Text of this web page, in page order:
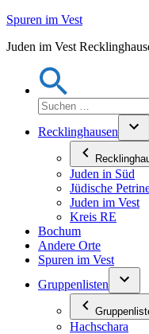
Zum
springen
Spuren im Vest
Juden im Vest
Suchen
nach:
Recklinghausen
Juden in Süd
Jüdische
Juden im Vest
Kreis RE
Bochum
Andere Orte
Spuren im Vest
Gruppenlisten
Hachschara